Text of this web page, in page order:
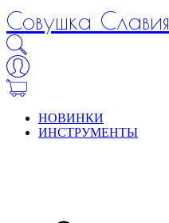
Совушка Славия
НОВИНКИ
ИНСТРУМЕНТЫ